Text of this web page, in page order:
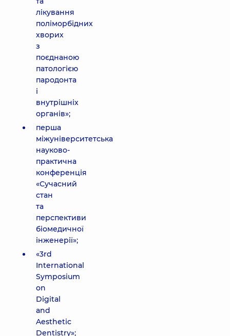
лікування
поліморбідних
хворих
з
поєднаною
патологією
пародонта
і
внутрішніх
органів»;
перша
міжуніверситетська
науково-
практична
конференція
«Сучасний
стан
та
перспективи
біомедичної
інженерії»;
«3rd
International
Symposium
on
Digital
and
Aesthetic
Dentistrу»;